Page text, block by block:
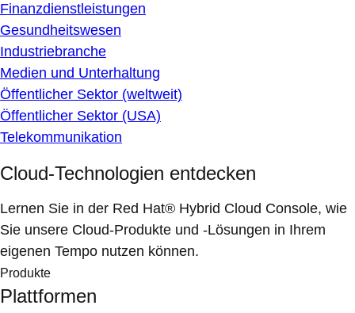
Finanzdienstleistungen
Gesundheitswesen
Industriebranche
Medien und Unterhaltung
Öffentlicher Sektor (weltweit)
Öffentlicher Sektor (USA)
Telekommunikation
Cloud-Technologien entdecken
Lernen Sie in der Red Hat® Hybrid Cloud Console, wie
Sie unsere Cloud-Produkte und -Lösungen in Ihrem
eigenen Tempo nutzen können.
Produkte
Plattformen